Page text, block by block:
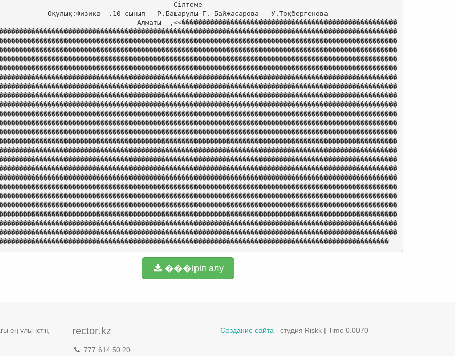
Сілтеме
Оқулық:Физика  .10-сынып   Р.Башарұлы Г. Байжасарова   У.Тоқбергенова
Алматы _,<<�����������������������������������������������������
���іріп алу
ең ұлы істің
rector.kz
777 614 50 20
Создание сайта - студия Riskk | Time 0.0070